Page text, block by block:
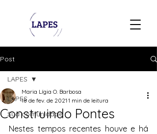
Post
LAPES
Sua comunidade
LAPES
Construindo Pontes
Maria Lígia O. Barbosa
18 de fev. de 2021 1 min de leitura
Nestes tempos recentes houve e há